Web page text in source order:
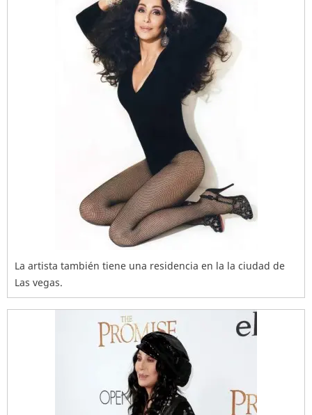
La artista también tiene una residencia en la la ciudad de
Las vegas.